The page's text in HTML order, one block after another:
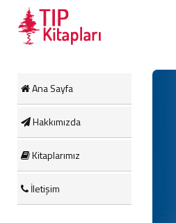
Ana Sayfa
Hakkımızda
Kitaplarımız
İletişim